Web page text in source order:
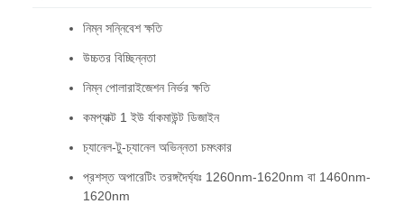
নিম্ন সন্নিবেশ ক্ষতি
উচ্চতর বিচ্ছিন্নতা
নিম্ন পোলারাইজেশন নির্ভর ক্ষতি
কমপ্যাক্ট 1 ইউ র্যাকমাউন্ট ডিজাইন
চ্যানেল-টু-চ্যানেল অভিন্নতা চমৎকার
প্রশস্ত অপারেটিং তরঙ্গদৈর্ঘ্যঃ 1260nm-1620nm বা 1460nm-
1620nm